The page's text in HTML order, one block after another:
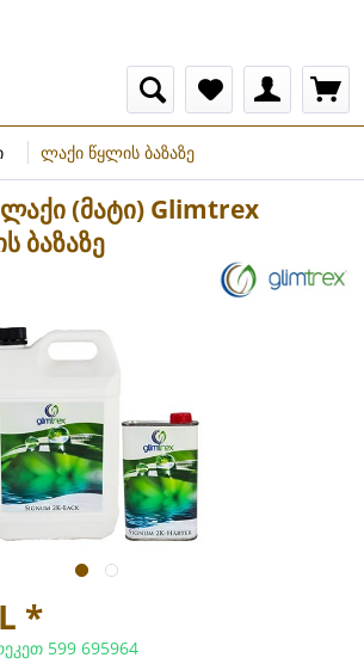
ლაქი წყლის ბაზაზე
(მატი) Glimtrex
ბაზაზე
*
599 695964